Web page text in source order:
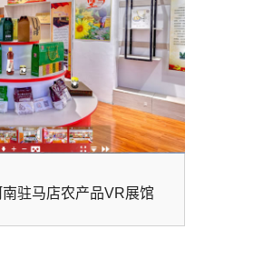
驻马店农产品VR展馆